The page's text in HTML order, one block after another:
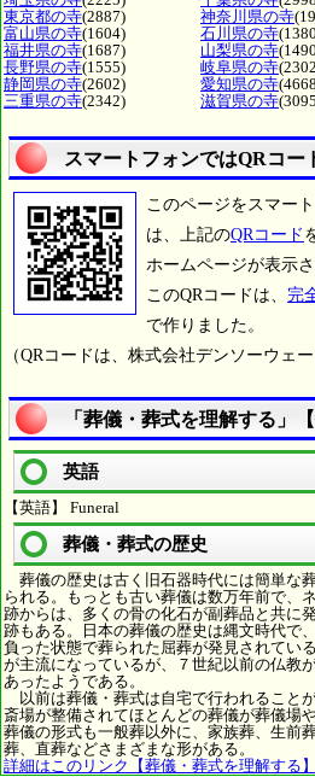
東京都の寺(2887) 神奈川県の寺
富山県の寺(1604) 石川県の寺
福井県の寺(1687) 山梨県の寺
長野県の寺(1555) 岐阜県の寺
静岡県の寺(2602) 愛知県の寺
三重県の寺(2342) 滋賀県の寺
スマートフォンではQRコー
このページをスマー
は、上記のQRコード
ホームページが表示さ
このQRコードは、 完
で作りました。
（QRコードは、株式会社デンソーウェ
「葬儀・葬式を理解する」
英語
【英語】 Funeral
葬儀・葬式の歴史
葬儀の歴史は古く旧石器時代には簡単な
られる。もっとも古い葬儀は数万年前で、
跡からは、多くの骨の化石が副葬品と共に
跡もある。日本の葬儀の歴史は縄文時代で
負った状態で葬られた屈葬が発見されてい
が主流になっているが、７世紀以前の仏教
あったようである。
以前は葬儀・葬式は自宅で行われること
斎場が整備されてほとんどの葬儀が葬儀場
葬儀の形式も一般葬以外に、家族葬、生前
葬、直葬などさまざまな形がある。
詳細はこのリンク【葬儀・葬式を理解する】